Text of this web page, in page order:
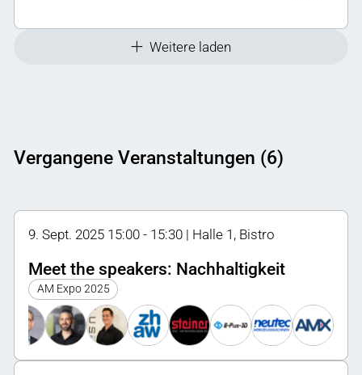
Weitere laden
Vergangene Veranstaltungen (6)
9. Sept. 2025 15:00 - 15:30 | Halle 1, Bistro
Meet the speakers: Nachhaltigkeit
AM Expo 2025